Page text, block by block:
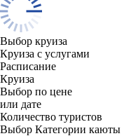
Выбор круиза
Круиза с услугами
Расписание
Круиза
Выбор по цене
или дате
Количество туристов
Выбор Категории каюты